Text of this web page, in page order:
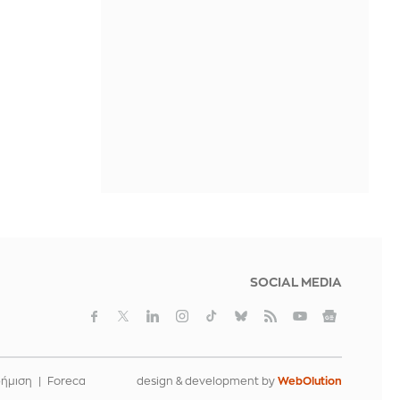
SOCIAL MEDIA
Foreca design & development by WebOlution